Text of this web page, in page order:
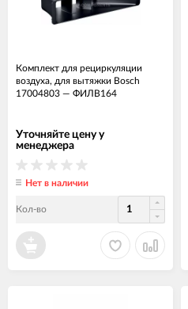
Комплект для рециркуляции
воздуха, для вытяжки Bosch
17004803 — ФИЛВ164
Уточняйте цену у
менеджера
Нет в наличии
Кол-во